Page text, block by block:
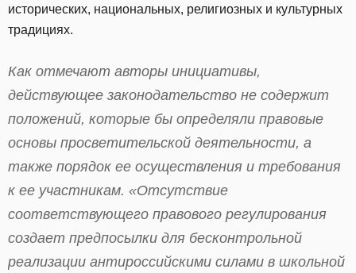
исторических, национальных, религиозных и культурных
традициях.
Как отмечают авторы инициативы,
действующее законодательство не содержит
положений, которые бы определяли правовые
основы просветительской деятельности, а
также порядок ее осуществления и требования
к ее участникам. «Отсутствие
соответствующего правового регулирования
создает предпосылки для бесконтрольной
реализации антироссийскими силами в школьной